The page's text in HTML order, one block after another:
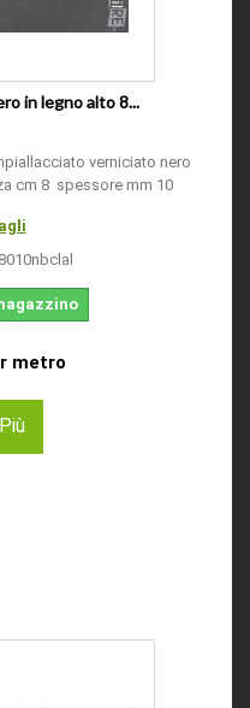
in legno alto 8...
verniciato nero
cm 8 spessore mm 10
metro
Più